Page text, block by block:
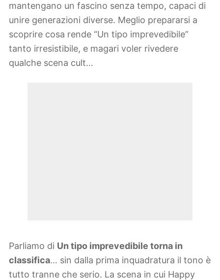
mantengano un fascino senza tempo, capaci di
unire generazioni diverse. Meglio prepararsi a
scoprire cosa rende “Un tipo imprevedibile”
tanto irresistibile, e magari voler rivedere
qualche scena cult…
Parliamo di Un tipo imprevedibile torna in
classifica… sin dalla prima inquadratura il tono è
tutto tranne che serio. La scena in cui Happy